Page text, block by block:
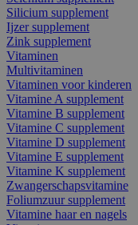
Silicium supplement
Ijzer supplement
Zink supplement
Vitaminen
Multivitaminen
Vitaminen voor kinderen
Vitamine A supplement
Vitamine B supplement
Vitamine C supplement
Vitamine D supplement
Vitamine E supplement
Vitamine K supplement
Zwangerschapsvitamine
Foliumzuur supplement
Vitamine haar en nagels